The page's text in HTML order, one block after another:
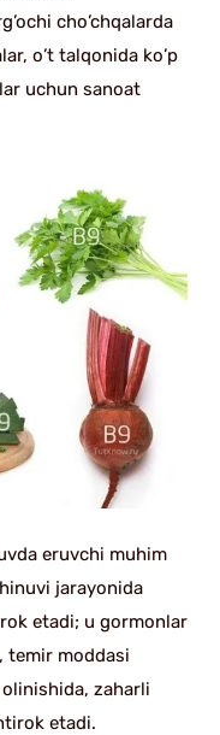
cho’chqalarda
o’t talqonida ko’p
uchun sanoat
eruvchi muhim
jarayonida
etadi; u gormonlar
temir moddasi
zaharli
etadi.